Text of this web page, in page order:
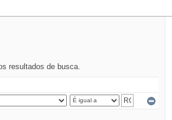
resultados de busca.